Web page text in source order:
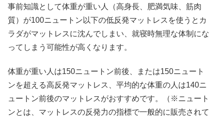
事前知識として体重が重い人（高身長、肥満気味、筋肉
質）が100ニュートン以下の低反発マットレスを使うとカ
ラダがマットレスに沈んでしまい、就寝時無理な体制にな
ってしまう可能性が高くなります。
体重が重い人は150ニュートン前後、または150ニュート
ンを超える高反発マットレス、平均的な体重の人は140ニ
ュートン前後のマットレスがおすすめです。（※ニュート
ンとは、マットレスの反発力の指標で一般的に販売されて